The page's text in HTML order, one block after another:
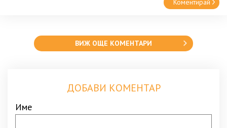
Коментирай
ВИЖ ОЩЕ КОМЕНТАРИ
ДОБАВИ КОМЕНТАР
Име